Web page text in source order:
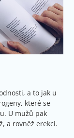
a to jak u
které se
U mužů pak
a rovněž erekci.